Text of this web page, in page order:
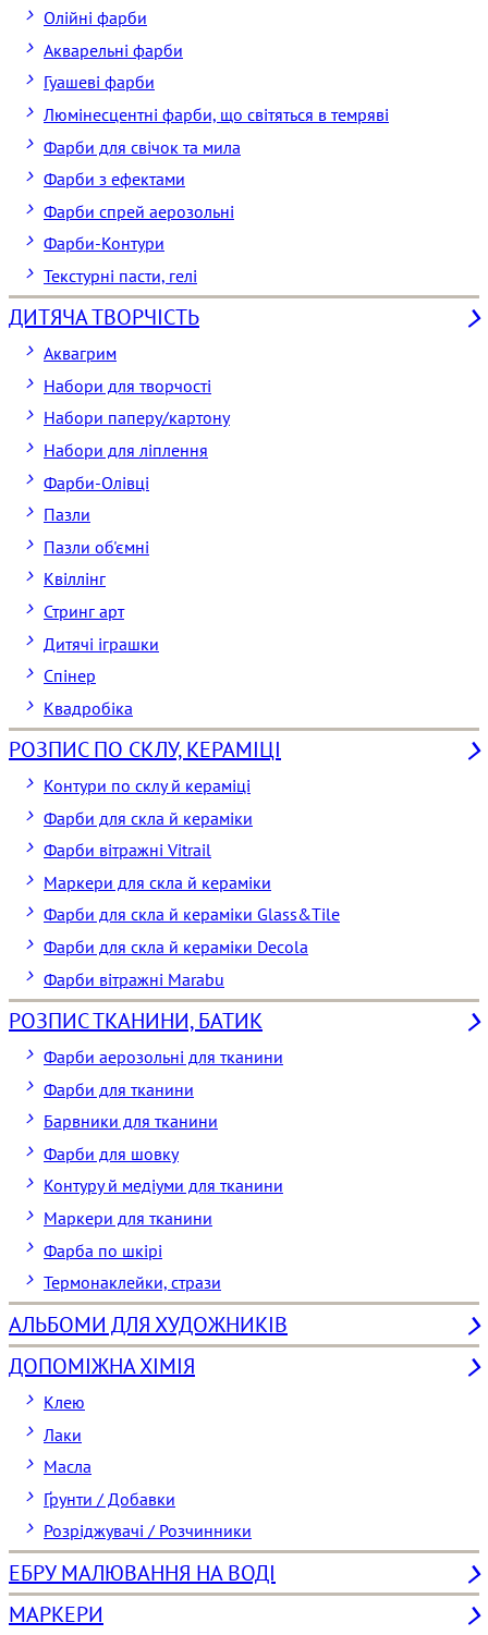
Олійні фарби
Акварельні фарби
Гуашеві фарби
Люмінесцентні фарби, що світяться в темряві
Фарби для свічок та мила
Фарби з ефектами
Фарби спрей аерозольні
Фарби-Контури
Текстурні пасти, гелі
ДИТЯЧА ТВОРЧІСТЬ
Аквагрим
Набори для творчості
Набори паперу/картону
Набори для ліплення
Фарби-Олівці
Пазли
Пазли об'ємні
Квіллінг
Стринг арт
Дитячі іграшки
Спінер
Квадробіка
РОЗПИС ПО СКЛУ, КЕРАМІЦІ
Контури по склу й кераміці
Фарби для скла й кераміки
Фарби вітражні Vitrail
Маркери для скла й кераміки
Фарби для скла й кераміки Glass&Tile
Фарби для скла й кераміки Decola
Фарби вітражні Marabu
РОЗПИС ТКАНИНИ, БАТИК
Фарби аерозольні для тканини
Фарби для тканини
Барвники для тканини
Фарби для шовку
Контуру й медіуми для тканини
Маркери для тканини
Фарба по шкірі
Термонаклейки, стрази
АЛЬБОМИ ДЛЯ ХУДОЖНИКІВ
ДОПОМІЖНА ХІМІЯ
Клею
Лаки
Масла
Ґрунти / Добавки
Розріджувачі / Розчинники
ЕБРУ МАЛЮВАННЯ НА ВОДІ
МАРКЕРИ